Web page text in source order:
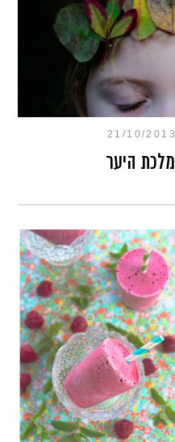
21/10/2013